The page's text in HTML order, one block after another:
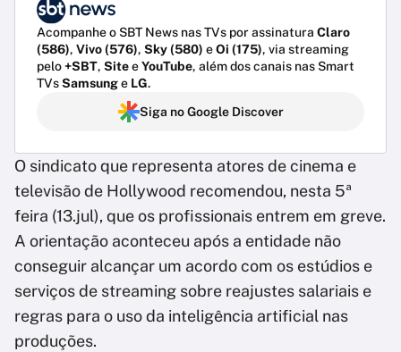
Acompanhe o SBT News nas TVs por assinatura Claro
(586), Vivo (576), Sky (580) eOi (175), via streaming
pelo+SBT, SiteeYouTube, além dos canais nas Smart
TVsSamsunge LG.
Siga no Google Discover
O sindicato que representa atores de cinema e
televisão de Hollywood recomendou, nesta 5ª
feira (13.jul), que os profissionais entrem em greve.
A orientação aconteceu após a entidade não
conseguir alcançar um acordo com os estúdios e
serviços de streaming sobre reajustes salariais e
regras para o uso da inteligência artificial nas
produções.